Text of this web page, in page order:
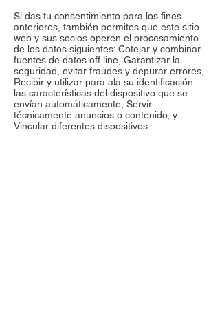
Si das tu consentimiento para los fines
anteriores, también permites que este sitio
web y sus socios operen el procesamiento
de los datos siguientes: Cotejar y combinar
fuentes de datos off line, Garantizar la
seguridad, evitar fraudes y depurar errores,
Recibir y utilizar para ala su identificación
las características del dispositivo que se
envían automáticamente, Servir
técnicamente anuncios o contenido, y
Vincular diferentes dispositivos.